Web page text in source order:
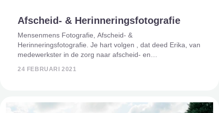
Afscheid- & Herinneringsfotografie
Mensenmens Fotografie, Afscheid- &
Herinneringsfotografie. Je hart volgen , dat deed Erika, van
medewerkster in de zorg naar afscheid- en
24 FEBRUARI 2021